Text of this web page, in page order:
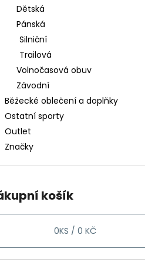
Dětská
Pánská
Silniční
Trailová
Volnočasová obuv
Závodní
Běžecké oblečení a doplňky
Ostatní sporty
Outlet
Značky
košík
0KS / 0 KČ